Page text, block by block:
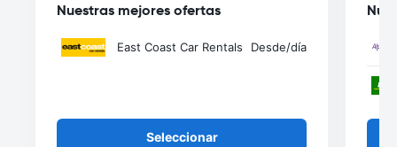
Nuestras mejores ofertas
East Coast Car Rentals Desde/día
Seleccionar